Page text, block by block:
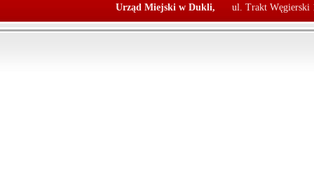
Urząd Miejski w Dukli, ul. Trakt Węgierski